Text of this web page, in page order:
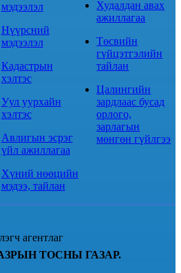
мэдээлэл
Нүүрсний
мэдээлэл
Кадастрын
хэлтэс
Уул уурхайн
хэлтэс
Авлигын эсрэг
үйл ажиллагаа
Хүний нөөцийн
мэдээ, тайлан
Худалдан авах
ажиллагаа
Төсвийн
гүйцэтгэлийн
тайлан
Цалингийн
зардлаас бусад
орлого,
зарлагын
мөнгөн гүйлгээ
агентлаг
ТОСНЫ ГАЗАР.